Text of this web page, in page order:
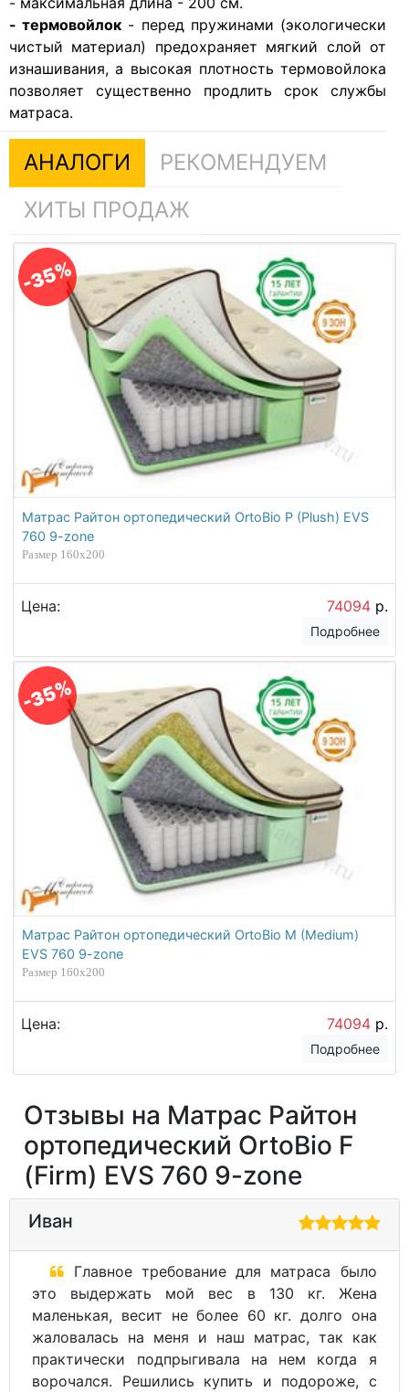
- термовойлок- перед пружинами (экологически
чистый материал) предохраняет мягкий слой от
изнашивания, а высокая плотность термовойлока
позволяет существенно продлить срок службы
матраса.
АНАЛОГИ
РЕКОМЕНДУЕМ
ХИТЫ ПРОДАЖ
-35%
Матрас Райтон ортопедический OrtoBio P (Plush) EVS
760 9-zone
Размер 160х200
Цена: 74094 р.
Подробнее
-35%
Матрас Райтон ортопедический OrtoBio M (Medium)
EVS 760 9-zone
Размер 160х200
Цена: 74094 р.
Подробнее
Отзывы на Матрас Райтон
ортопедический OrtoBio F
(Firm) EVS 760 9-zone
Иван
Главное требование для матраса было
это выдержать мой вес в 130 кг. Жена
маленькая, весит не более 60 кг. долго она
жаловалась на меня и наш матрас, так как
практически подпрыгивала на нем когда я
ворочался. Решились купить и подороже, с